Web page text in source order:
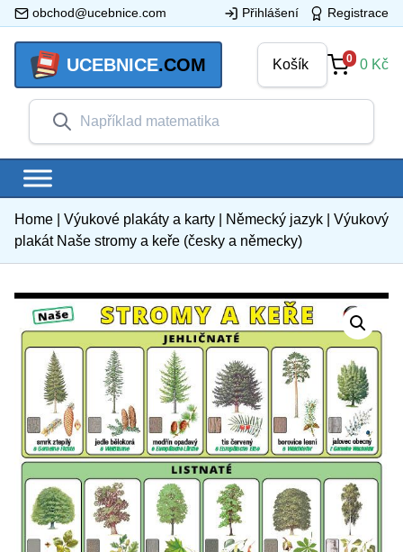
obchod@ucebnice.com Přihlášení Registrace
UCEBNICE.COM Košík 0 0 Kč
Home Výukové plakáty a karty Německý jazyk
Výukový
plakát Naše stromy a keře (česky a německy)